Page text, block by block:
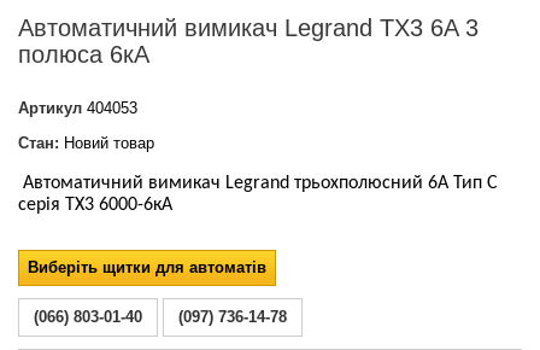
Автоматичний вимикач Legrand TX3 6A 3
полюса 6кА
Артикул 404053
Стан: Новий товар
Автоматичний вимикач Legrand трьохполюсний 6А Тип С
серія ТХ3 6000-6кА
Виберіть щитки для автоматів
(066) 803-01-40 (097) 736-14-78